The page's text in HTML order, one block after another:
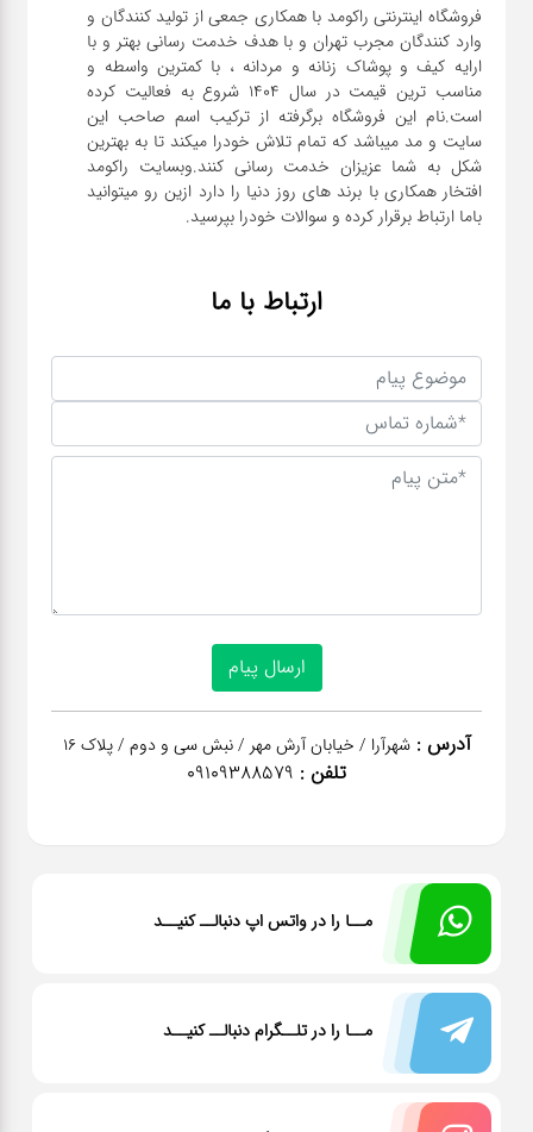
فروشگاه اینترنتی راکومد با همکاری جمعی از تولید کنندگان و
وارد کنندگان مجرب تهران و با هدف خدمت رسانی بهتر و با
ارایه کیف و پوشاک زنانه و مردانه ، با کمترین واسطه و
مناسب ترین قیمت در سال 1404 شروع به فعالیت کرده
است.نام این فروشگاه برگرفته از ترکیب اسم صاحب این
سایت و مد میباشد که تمام تلاش خودرا میکند تا به بهترین
شکل به شما عزیزان خدمت رسانی کنند.وبسایت راکومد
افتخار همکاری با برند های روز دنیا را دارد ازین رو میتوانید
باما ارتباط برقرار کرده و سوالات خودرا بپرسید.
ارتباط با ما
آدرس : شهرآرا / خیابان آرش مهر / نبش سی و دوم / پلاک 16
تلفن : 09109388579
مــا را در واتس اپ دنبالــ کنیــد
مــا را در تلــگرام دنبالــ کنیــد